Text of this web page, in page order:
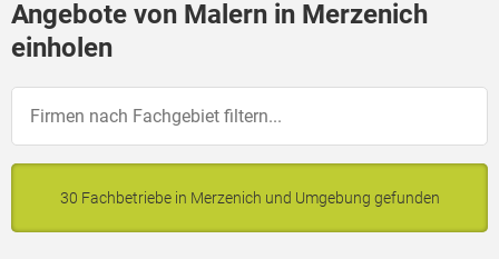
Angebote von Malern in Merzenich
einholen
30 Fachbetriebe in Merzenich und Umgebung gefunden